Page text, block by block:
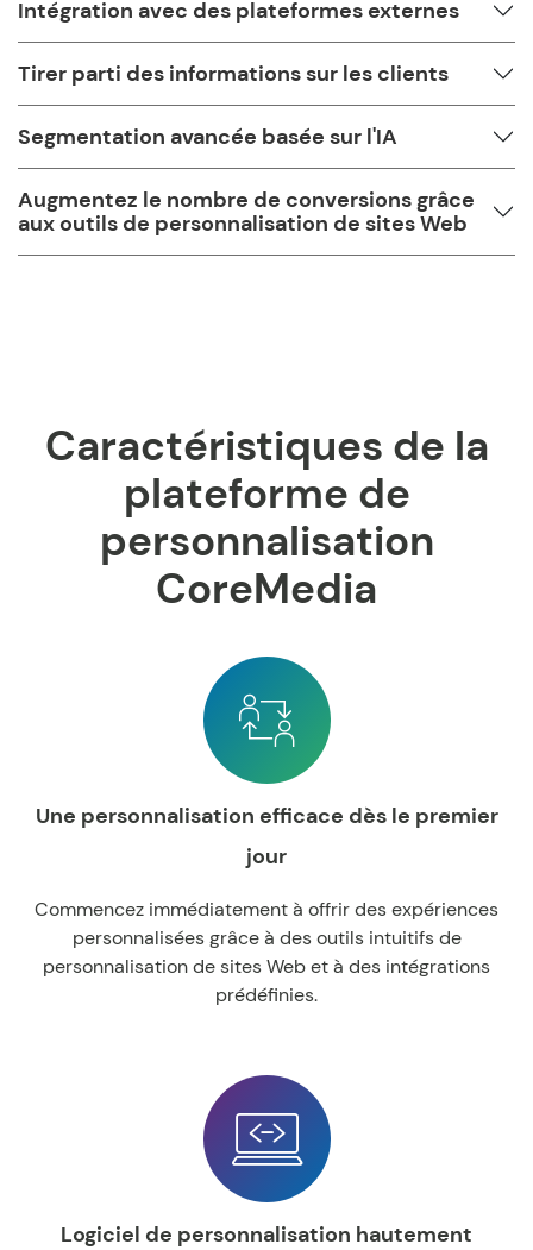
Intégration avec des plateformes externes
Tirer parti des informations sur les clients
Segmentation avancée basée sur l'IA
Augmentez le nombre de conversions grâce
aux outils de personnalisation de sites Web
Caractéristiques de la
plateforme de
personnalisation
CoreMedia
Une personnalisation efficace dès le premier
jour
Commencez immédiatement à offrir des expériences
personnalisées grâce à des outils intuitifs de
personnalisation de sites Web et à des intégrations
prédéfinies.
Logiciel de personnalisation hautement